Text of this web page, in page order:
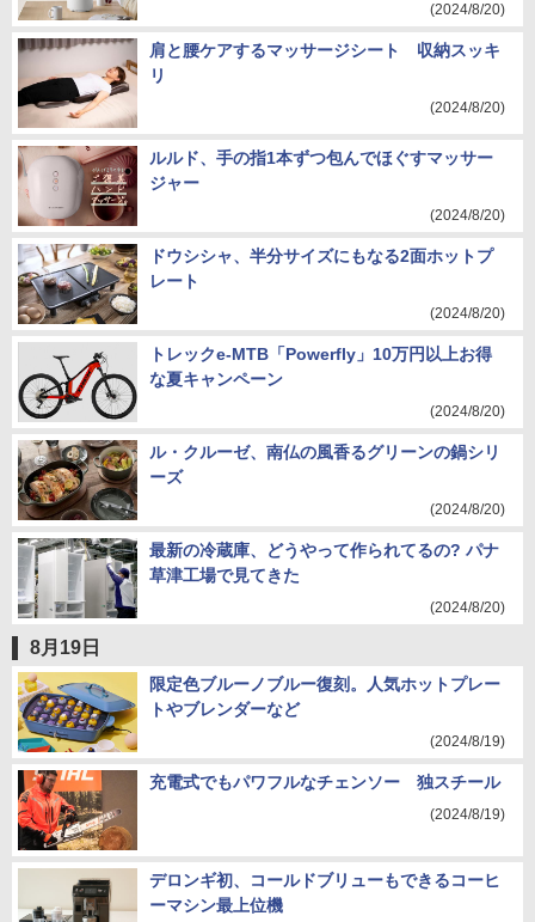
(2024/8/20)
肩と腰ケアするマッサージシート 収納スッキ
リ
(2024/8/20)
ルルド、手の指1本ずつ包んでほぐすマッサー
ジャー
(2024/8/20)
ドウシシャ、半分サイズにもなる2面ホットプ
レート
(2024/8/20)
トレックe-MTB「Powerfly」10万円以上お得
な夏キャンペーン
(2024/8/20)
ル・クルーゼ、南仏の風香るグリーンの鍋シリ
ーズ
(2024/8/20)
最新の冷蔵庫、どうやって作られてるの? パナ
草津工場で見てきた
(2024/8/20)
8月19日
限定色ブルーノブルー復刻。人気ホットプレー
トやブレンダーなど
(2024/8/19)
充電式でもパワフルなチェンソー 独スチール
(2024/8/19)
デロンギ初、コールドブリューもできるコーヒ
ーマシン最上位機